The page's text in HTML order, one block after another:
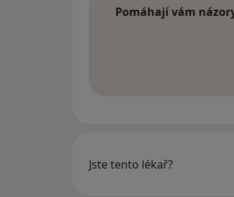
Pomáhají vám
Jste tento lékař?